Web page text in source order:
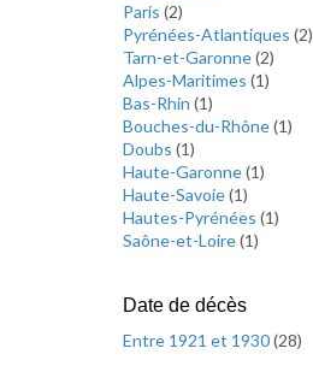
Paris (2)
Pyrénées-Atlantiques (2)
Tarn-et-Garonne(2)
Alpes-Maritimes (1)
Bas-Rhin (1)
Bouches-du-Rhône(1)
Doubs (1)
Haute-Garonne(1)
Haute-Savoie(1)
Hautes-Pyrénées (1)
Saône-et-Loire(1)
Date de décès
Entre 1921 et 1930(28)